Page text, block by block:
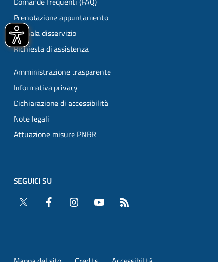
Prenotazione appuntamento
Segnala disservizio
Richiesta di assistenza
Amministrazione trasparente
Informativa privacy
Dichiarazione di accessibilità
Note legali
Attuazione misure PNRR
SEGUICI SU
Twitter
Facebook Instagram YouTube